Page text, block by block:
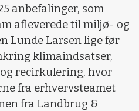
anbefalinger, som
afleverede til miljø- og
Lunde Larsen lige før
klimaindsatser,
recirkulering, hvor
fra erhvervsteamet
fra Landbrug &